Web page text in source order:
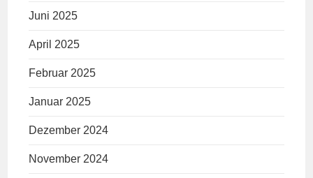
Juni 2025
April 2025
Februar 2025
Januar 2025
Dezember 2024
November 2024